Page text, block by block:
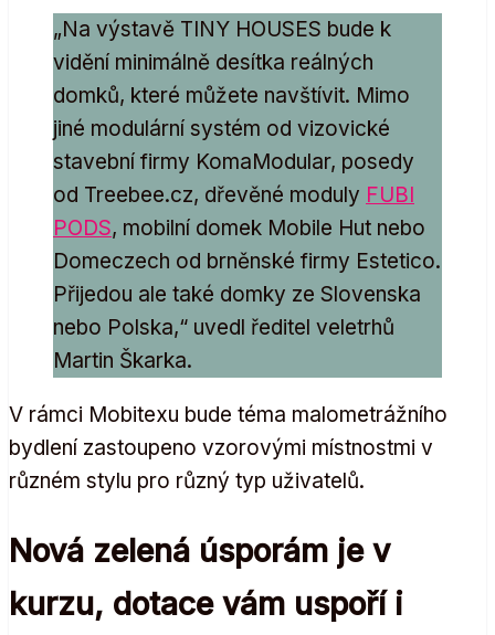
„Na výstavě TINY HOUSES bude k
vidění minimálně desítka reálných
domků, které můžete navštívit. Mimo
jiné modulární systém od vizovické
stavební firmy KomaModular, posedy
od Treebee.cz, dřevěné moduly FUBI
PODS, mobilní domek Mobile Hut nebo
Domeczech od brněnské firmy Estetico.
Přijedou ale také domky ze Slovenska
nebo Polska,“ uvedl ředitel veletrhů
Martin Škarka.
V rámci Mobitexu bude téma malometrážního
bydlení zastoupeno vzorovými místnostmi v
různém stylu pro různý typ uživatelů.
Nová zelená úsporám je v
kurzu, dotace vám uspoří i